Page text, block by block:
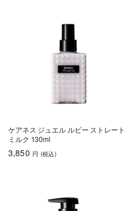
ケアネス ジュエル ルビー ストレート
ミルク 130ml
3,850 円 (税込)